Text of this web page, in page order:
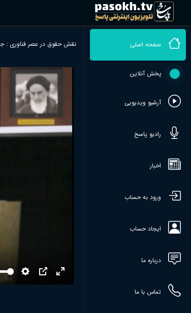
صفحه اصلی
پخش آنلاین
آرشیو ویدیویی
رادیو پاسخ
اخبار
ورود به حساب
ایجاد حساب
درباره ما
تماس با ما
نقش حقوق در عصر فناوری :